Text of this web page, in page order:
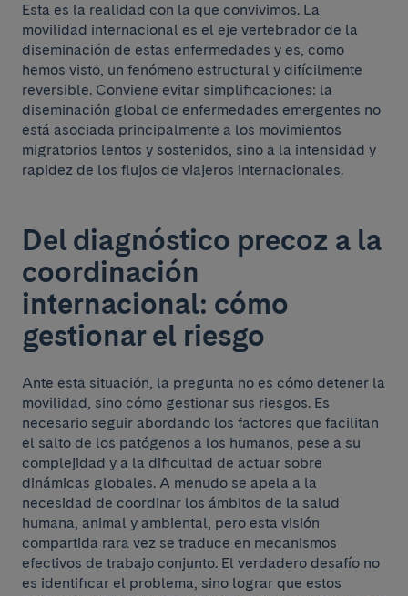
Esta es la realidad con la que convivimos. La
movilidad internacional es el eje vertebrador de la
diseminación de estas enfermedades y es, como
hemos visto, un fenómeno estructural y difícilmente
reversible. Conviene evitar simplificaciones: la
diseminación global de enfermedades emergentes no
está asociada principalmente a los movimientos
migratorios lentos y sostenidos, sino a la intensidad y
rapidez de los flujos de viajeros internacionales.
Del diagnóstico precoz a la
coordinación
internacional: cómo
gestionar el riesgo
Ante esta situación, la pregunta no es cómo detener la
movilidad, sino cómo gestionar sus riesgos. Es
necesario seguir abordando los factores que facilitan
el salto de los patógenos a los humanos, pese a su
complejidad y a la dificultad de actuar sobre
dinámicas globales. A menudo se apela a la
necesidad de coordinar los ámbitos de la salud
humana, animal y ambiental, pero esta visión
compartida rara vez se traduce en mecanismos
efectivos de trabajo conjunto. El verdadero desafío no
es identificar el problema, sino lograr que estos